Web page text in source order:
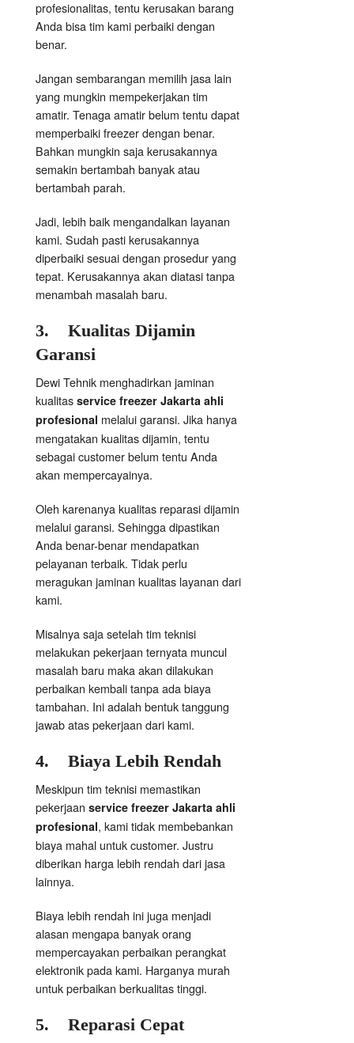
profesionalitas, tentu kerusakan barang
Anda bisa tim kami perbaiki dengan
benar.
Jangan sembarangan memilih jasa lain
yang mungkin mempekerjakan tim
amatir. Tenaga amatir belum tentu dapat
memperbaiki freezer dengan benar.
Bahkan mungkin saja kerusakannya
semakin bertambah banyak atau
bertambah parah.
Jadi, lebih baik mengandalkan layanan
kami. Sudah pasti kerusakannya
diperbaiki sesuai dengan prosedur yang
tepat. Kerusakannya akan diatasi tanpa
menambah masalah baru.
3. Kualitas Dijamin
Garansi
Dewi Tehnik menghadirkan jaminan
kualitas service freezer Jakarta ahli
profesional melalui garansi. Jika hanya
mengatakan kualitas dijamin, tentu
sebagai customer belum tentu Anda
akan mempercayainya.
Oleh karenanya kualitas reparasi dijamin
melalui garansi. Sehingga dipastikan
Anda benar-benar mendapatkan
pelayanan terbaik. Tidak perlu
meragukan jaminan kualitas layanan dari
kami.
Misalnya saja setelah tim teknisi
melakukan pekerjaan ternyata muncul
masalah baru maka akan dilakukan
perbaikan kembali tanpa ada biaya
tambahan. Ini adalah bentuk tanggung
jawab atas pekerjaan dari kami.
4. Biaya Lebih Rendah
Meskipun tim teknisi memastikan
pekerjaan service freezer Jakarta ahli
profesional, kami tidak membebankan
biaya mahal untuk customer. Justru
diberikan harga lebih rendah dari jasa
lainnya.
Biaya lebih rendah ini juga menjadi
alasan mengapa banyak orang
mempercayakan perbaikan perangkat
elektronik pada kami. Harganya murah
untuk perbaikan berkualitas tinggi.
5. Reparasi Cepat